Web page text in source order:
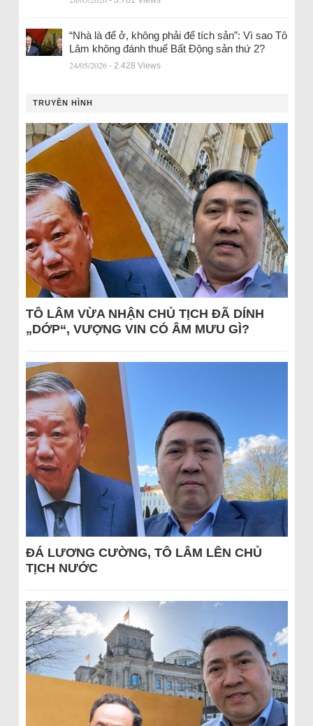
“Nhà là để ở, không phải để tích sản”: Vì sao Tô
Lâm không đánh thuế Bất Động sản thứ 2?
24/05/2026 - 2.428 Views
TRUYỀN HÌNH
TÔ LÂM VỪA NHẬN CHỦ TỊCH ĐÃ DÍNH
„DỚP“, VƯỢNG VIN CÓ ÂM MƯU GÌ?
ĐÁ LƯƠNG CƯỜNG, TÔ LÂM LÊN CHỦ
TỊCH NƯỚC